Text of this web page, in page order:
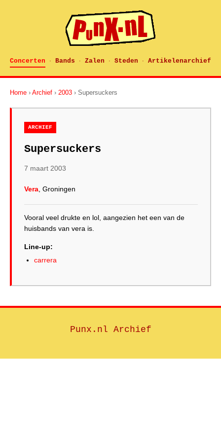
Concerten · Bands · Zalen · Steden · Artikelenarchief
Home › Archief › 2003 › Supersuckers
ARCHIEF
Supersuckers
7 maart 2003
Vera , Groningen
Vooral veel drukte en lol, aangezien het een van de
huisbands van vera is.
Line-up:
carrera
Punx.nl Archief